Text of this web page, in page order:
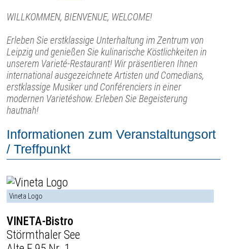
WILLKOMMEN, BIENVENUE, WELCOME!
Erleben Sie erstklassige Unterhaltung im Zentrum von
Leipzig und genießen Sie kulinarische Köstlichkeiten in
unserem Varieté-Restaurant! Wir präsentieren Ihnen
international ausgezeichnete Artisten und Comedians,
erstklassige Musiker und Conférenciers in einer
modernen Varietéshow. Erleben Sie Begeisterung
hautnah!
Informationen zum Veranstaltungsort
/ Treffpunkt
Vineta Logo
VINETA-Bistro
Störmthaler See